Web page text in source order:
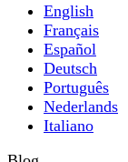
English
Français
Español
Deutsch
Português
Nederlands
Italiano